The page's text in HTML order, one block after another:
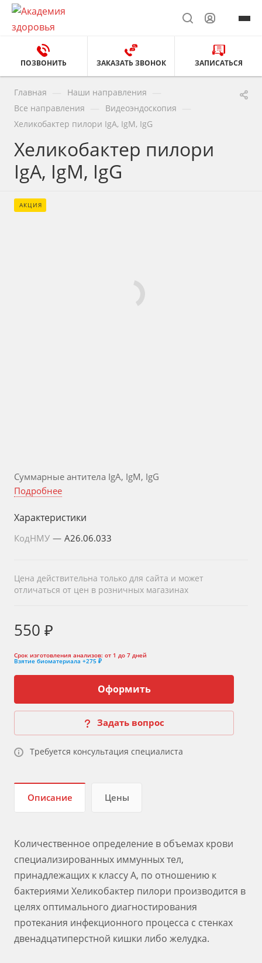
ПОЗВОНИТЬ ЗАКАЗАТЬ ЗВОНОК ЗАПИСАТЬСЯ
Главная Наши направления
Все направления Видеоэндоскопия
Хеликобактер пилори IgА, IgМ, IgG
Хеликобактер пилори
IgА, IgМ, IgG
АКЦИЯ
Суммарные антитела IgА, IgМ, IgG
Подробнее
Характеристики
КодНМУ — A26.06.033
Цена действительна только для сайта и может
отличаться от цен в розничных магазинах
550 ₽
Срок изготовления анализов: от 1 до 7 дней
Взятие биоматериала +275 ₽
Оформить
Задать вопрос
Требуется консультация специалиста
Описание Цены
Количественное определение в объемах крови
специализированных иммунных тел,
принадлежащих к классу А, по отношению к
бактериями Хеликобактер пилори производится в
целях оптимального диагностирования
протекания инфекционного процесса с стенках
двенадцатиперстной кишки либо желудка.